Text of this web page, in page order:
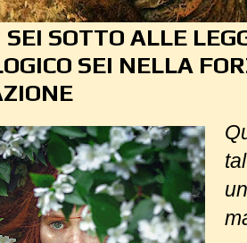
SEI SOTTO ALLE
SEI NELLA